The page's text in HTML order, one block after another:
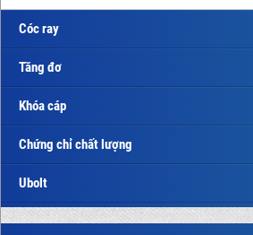
Cóc ray
Tăng đơ
Khóa cáp
Chứng chỉ chất lượng
Ubolt